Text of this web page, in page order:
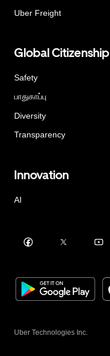
Uber Freight
Global Citizenship
Safety
பாதுகாப்பு
Diversity
Transparency
Innovation
AI
Uber Technologies Inc.